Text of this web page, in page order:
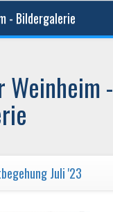
- Bildergalerie
Weinheim -
Juli '23